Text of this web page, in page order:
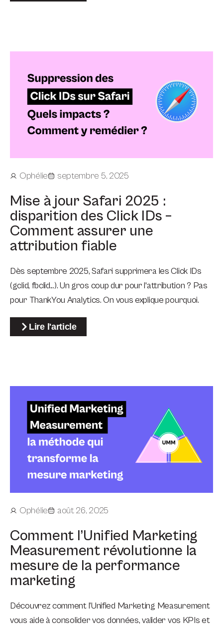
Ophélie septembre 5, 2025
Mise à jour Safari 2025 :
disparition des Click IDs –
Comment assurer une
attribution fiable
Dès septembre 2025, Safari supprimera les Click IDs
(gclid, fbclid...). Un gros coup dur pour l'attribution ? Pas
pour ThankYou Analytics. On vous explique pourquoi.
Lire l'article
Ophélie août 26, 2025
Comment l’Unified Marketing
Measurement révolutionne la
mesure de la performance
marketing
Découvrez comment l’Unified Marketing Measurement
vous aide à consolider vos données, valider vos KPIs et